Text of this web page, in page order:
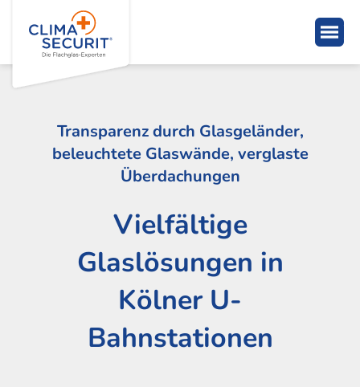
Transparenz durch Glasgeländer,
beleuchtete Glaswände, verglaste
Überdachungen
Vielfältige
Glaslösungen in
Kölner U-
Bahnstationen